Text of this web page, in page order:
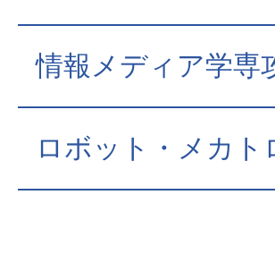
情報メディア学専
ロボット・メカト